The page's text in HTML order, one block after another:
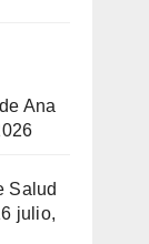
Ana
Salud
julio,